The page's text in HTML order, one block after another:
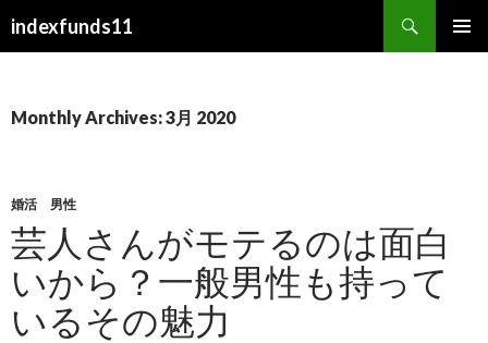
indexfunds11
Monthly Archives: 3月 2020
婚活 男性
芸人さんがモテるのは面白
いから？一般男性も持って
いるその魅力